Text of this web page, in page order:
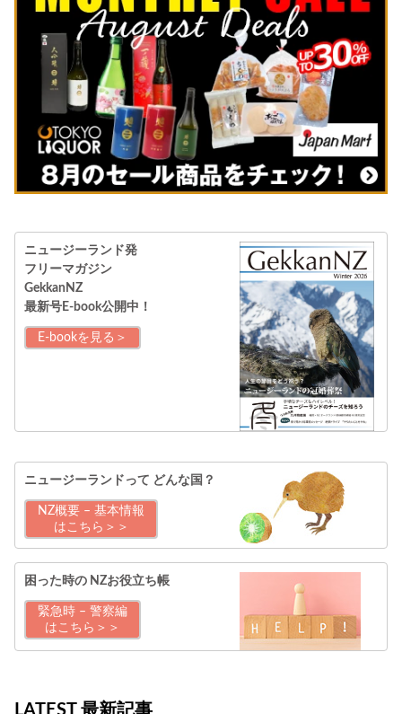
ニュージーランド発
フリーマガジン
GekkanNZ
最新号E-book公開中！
E-bookを見る＞
ニュージーランドって どんな国？
NZ概要 – 基本情報
はこちら＞＞
困った時の NZお役立ち帳
緊急時 – 警察編
はこちら＞＞